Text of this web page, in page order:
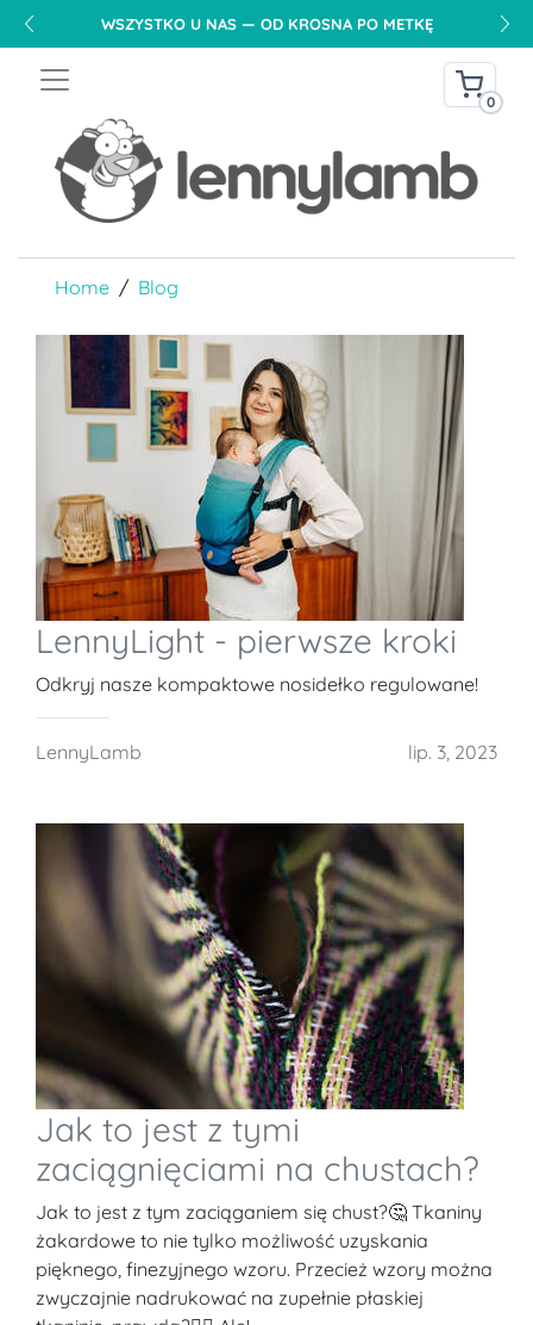
WSZYSTKO U NAS — OD KROSNA PO METKĘ
0
Home Blog
LennyLight - pierwsze kroki
Odkryj nasze kompaktowe nosidełko regulowane!
LennyLamb lip. 3, 2023
Jak to jest z tymi
zaciągnięciami na chustach?
Jak to jest z tym zaciąganiem się chust?🤔 Tkaniny
żakardowe to nie tylko możliwość uzyskania
pięknego, finezyjnego wzoru. Przecież wzory można
zwyczajnie nadrukować na zupełnie płaskiej